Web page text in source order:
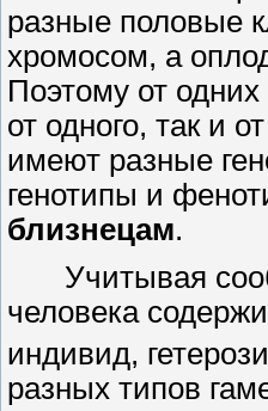
разные половые
хромосом, а
Поэтому от
от одного, так и
имеют разные
генотипы и
близнецам.
Учитывая
человека
индивид,
разных типов